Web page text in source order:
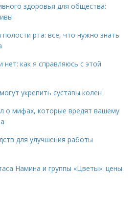
здоровья для общества:
полости рта: все, что нужно знать
как я справляюсь с этой
укрепить суставы колен
о мифах, которые вредят вашему
для улучшения работы
Намина и группы «Цветы»: цены